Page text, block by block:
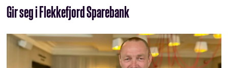
Gir seg i Flekkefjord Sparebank